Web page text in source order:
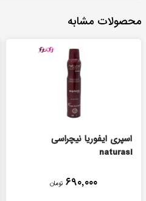
محصولات مشابه
اسپری ایفوریا نیچراسی
naturasi
۶۹۰,۰۰۰ تومان